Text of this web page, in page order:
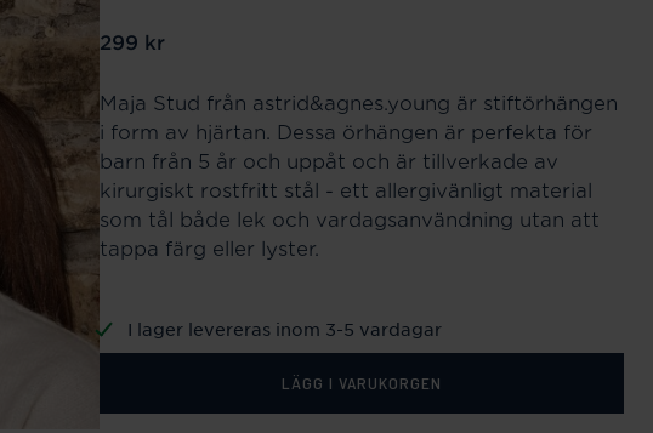
Pris :299 kr
299 kr
Maja Stud från astrid&agnes.young är stiftörhängen
i form av hjärtan. Dessa örhängen är perfekta för
barn från 5 år och uppåt och är tillverkade av
kirurgiskt rostfritt stål - ett allergivänligt material
som tål både lek och vardagsanvändning utan att
tappa färg eller lyster.
I lager levereras inom 3-5 vardagar
LÄGG I VARUKORGEN